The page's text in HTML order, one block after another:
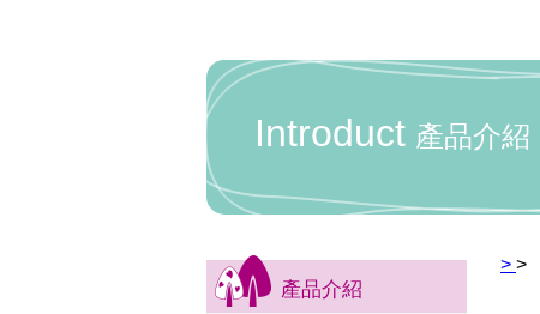
Introduct 產品介紹
產品介紹
> >